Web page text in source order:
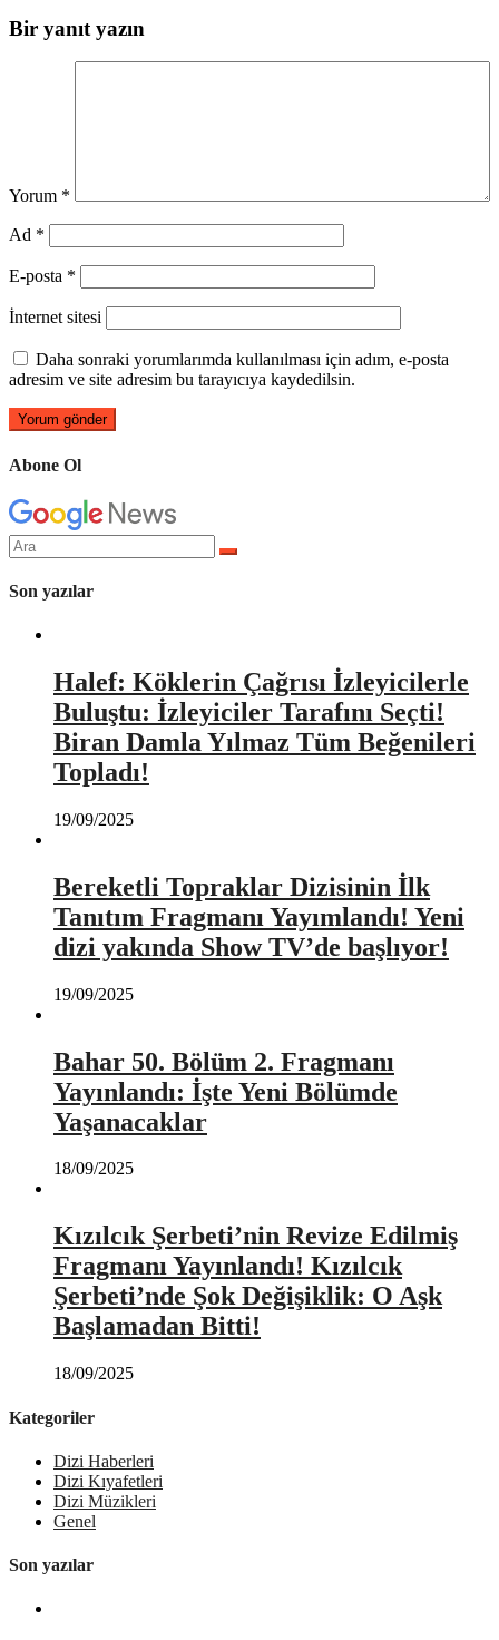
Bir yanıt yazın
Yorum *
Ad *
E-posta *
İnternet sitesi
Daha sonraki yorumlarımda kullanılması için adım, e-posta
adresim ve site adresim bu tarayıcıya kaydedilsin.
Abone Ol
Arama
yap:
Son yazılar
Halef: Köklerin Çağrısı İzleyicilerle
Buluştu: İzleyiciler Tarafını Seçti!
Biran Damla Yılmaz Tüm Beğenileri
Topladı!
19/09/2025
Bereketli Topraklar Dizisinin İlk
Tanıtım Fragmanı Yayımlandı! Yeni
dizi yakında Show TV’de başlıyor!
19/09/2025
Bahar 50. Bölüm 2. Fragmanı
Yayınlandı: İşte Yeni Bölümde
Yaşanacaklar
18/09/2025
Kızılcık Şerbeti’nin Revize Edilmiş
Fragmanı Yayınlandı! Kızılcık
Şerbeti’nde Şok Değişiklik: O Aşk
Başlamadan Bitti!
18/09/2025
Kategoriler
Dizi Haberleri
Dizi Kıyafetleri
Dizi Müzikleri
Genel
Son yazılar